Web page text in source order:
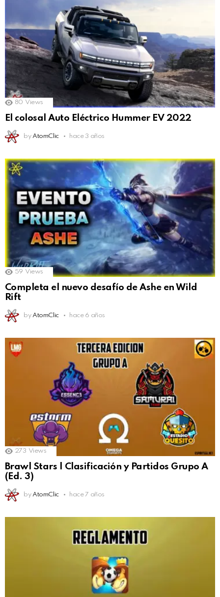
80 Views
El colosal Auto Eléctrico Hummer EV 2022
by AtomClic hace 3 años
59 Views
Completa el nuevo desafío de Ashe en Wild
Rift
by AtomClic hace 6 años
273 Views
Brawl Stars | Clasificación y Partidos Grupo A
(Ed. 3)
by AtomClic hace 7 años